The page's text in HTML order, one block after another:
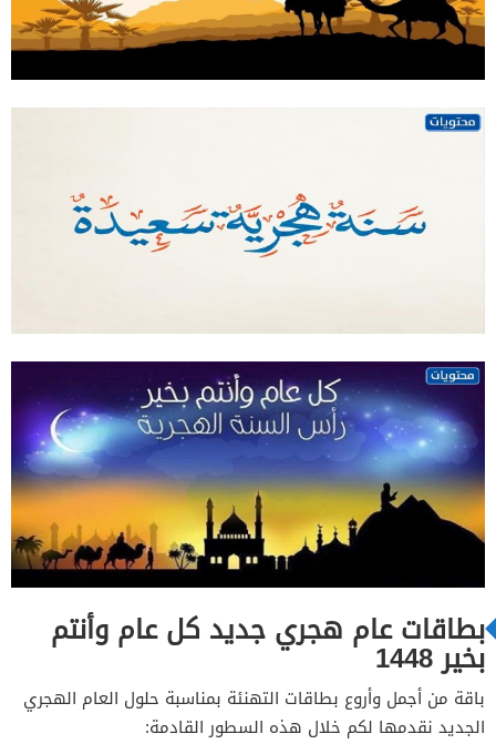
بطاقات عام هجري جديد كل عام وأنتم
بخير 1448
باقة من أجمل وأروع بطاقات التهنئة بمناسبة حلول العام الهجري
الجديد نقدمها لكم خلال هذه السطور القادمة: